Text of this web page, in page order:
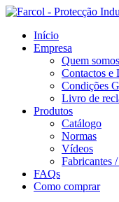
Início
Empresa
Quem somos
Contactos e
Condições
Livro de
Produtos
Catálogo
Normas
Vídeos
Fabricantes
FAQs
Como comprar